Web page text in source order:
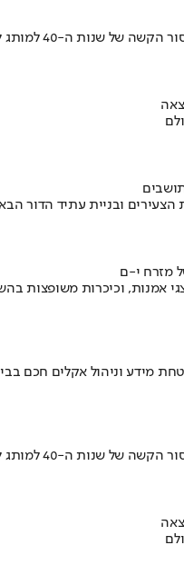
ובניית עתיד הדור
מזרח י-ם
מידע וניהול אקלים חכם